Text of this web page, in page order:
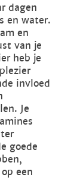
dagen
en water.
en
van je
heb je
invloed
Je
goede
een